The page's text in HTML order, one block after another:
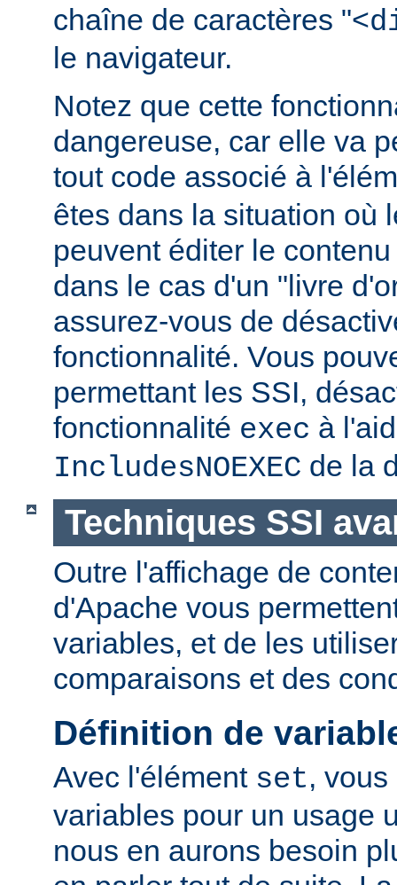
chaîne de caractères "<
le navigateur.
Notez que cette
dangereuse, car elle va
tout code associé à
êtes dans la situation où
peuvent éditer le
dans le cas d'un "livre
assurez-vous de
fonctionnalité. Vous
permettant les SSI,
fonctionnalité exec à
IncludesNOEXEC de la
Techniques SSI
Outre l'affichage de
d'Apache vous
variables, et de les
comparaisons et des
Définition de
Avec l'élément set,
variables pour un usage
nous en aurons besoin